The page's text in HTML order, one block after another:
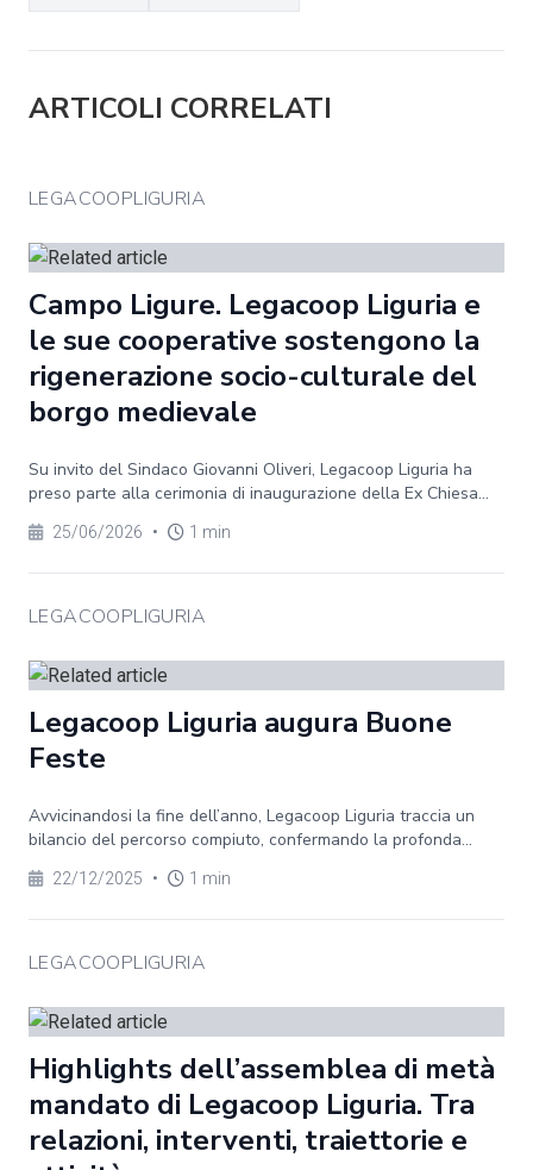
ARTICOLI CORRELATI
LEGACOOPLIGURIA
Campo Ligure. Legacoop Liguria e
le sue cooperative sostengono la
rigenerazione socio-culturale del
borgo medievale
Su invito del Sindaco Giovanni Oliveri, Legacoop Liguria ha
preso parte alla cerimonia di inaugurazione della Ex Chiesa...
25/06/2026 • 1 min
LEGACOOPLIGURIA
Legacoop Liguria augura Buone
Feste
Avvicinandosi la fine dell’anno, Legacoop Liguria traccia un
bilancio del percorso compiuto, confermando la profonda...
22/12/2025 • 1 min
LEGACOOPLIGURIA
Highlights dell’assemblea di metà
mandato di Legacoop Liguria. Tra
relazioni, interventi, traiettorie e